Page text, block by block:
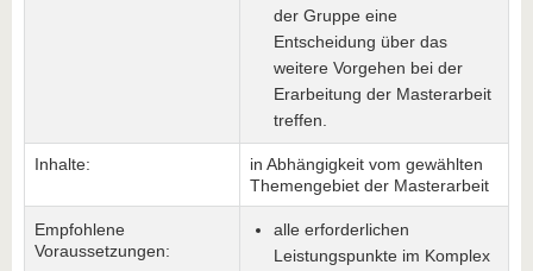
der Gruppe eine
Entscheidung über das
weitere Vorgehen bei der
Erarbeitung der Masterarbeit
treffen.
Inhalte:
in Abhängigkeit vom gewählten
Themengebiet der Masterarbeit
Empfohlene
Voraussetzungen:
alle erforderlichen
Leistungspunkte im Komplex